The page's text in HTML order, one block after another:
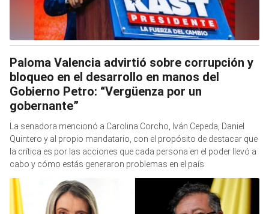
Paloma Valencia advirtió sobre corrupción y
bloqueo en el desarrollo en manos del
Gobierno Petro: “Vergüenza por un
gobernante”
La senadora mencionó a Carolina Corcho, Iván Cepeda, Daniel
Quintero y al propio mandatario, con el propósito de destacar que
la crítica es por las acciones que cada persona en el poder llevó a
cabo y cómo estás generaron problemas en el país